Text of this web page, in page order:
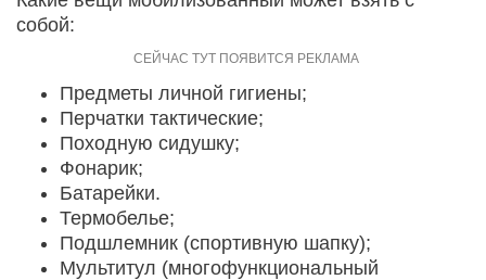
собой:
Предметы личной гигиены;
Перчатки тактические;
Походную сидушку;
Фонарик;
Батарейки.
Термобелье;
Подшлемник (спортивную шапку);
Мультитул (многофункциональный